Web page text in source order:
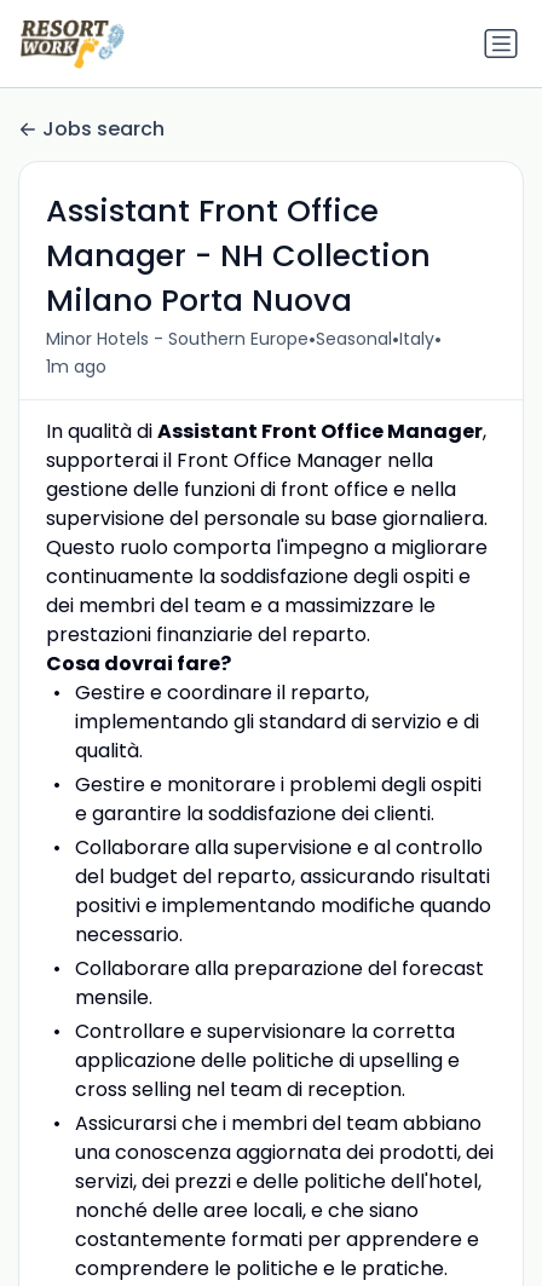
Jobs search
Assistant Front Office
Manager - NH Collection
Milano Porta Nuova
Minor Hotels - Southern Europe•Seasonal•Italy•
1m ago
In qualità diAssistant Front Office Manager,
supporterai il Front Office Manager nella
gestione delle funzioni di front office e nella
supervisione del personale su base giornaliera.
Questo ruolo comporta l'impegno a migliorare
continuamente la soddisfazione degli ospiti e
dei membri del team e a massimizzare le
prestazioni finanziarie del reparto.
Cosa dovrai fare?
Gestire e coordinare il reparto,
implementando gli standard di servizio e di
qualità.
Gestire e monitorare i problemi degli ospiti
e garantire la soddisfazione dei clienti.
Collaborare alla supervisione e al controllo
del budget del reparto, assicurando risultati
positivi e implementando modifiche quando
necessario.
Collaborare alla preparazione del forecast
mensile.
Controllare e supervisionare la corretta
applicazione delle politiche di upselling e
cross selling nel team di reception.
Assicurarsi che i membri del team abbiano
una conoscenza aggiornata dei prodotti, dei
servizi, dei prezzi e delle politiche dell'hotel,
nonché delle aree locali, e che siano
costantemente formati per apprendere e
comprendere le politiche e le pratiche.